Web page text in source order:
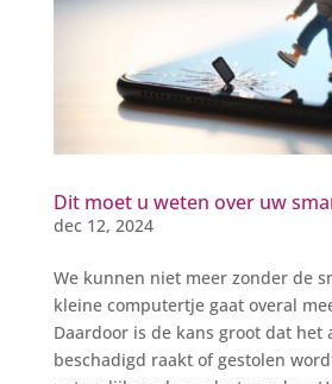
Dit moet u weten over uw
dec 12, 2024
We kunnen niet meer zonder de
kleine computertje gaat overal
Daardoor is de kans groot dat het
beschadigd raakt of gestolen